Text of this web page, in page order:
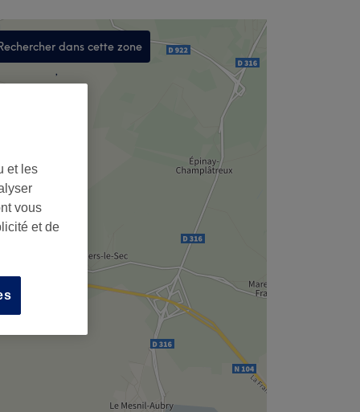
dans cette zone
,
et les
vous
et de